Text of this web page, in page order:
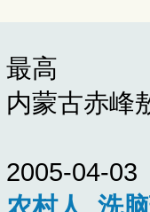
最高
内蒙古赤峰
2005-04-03